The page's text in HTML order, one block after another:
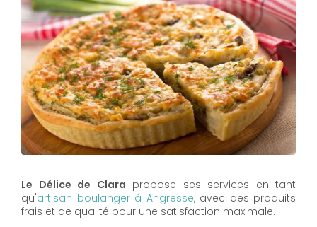
Le Délice de Clara propose ses services en tant
qu'artisan boulanger à Angresse, avec des produits
frais et de qualité pour une satisfaction maximale.